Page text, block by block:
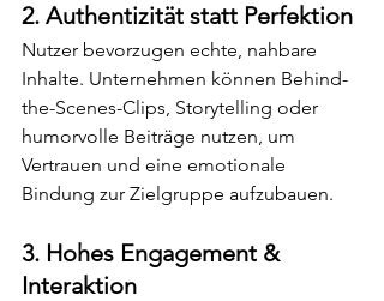
2. Authentizität statt Perfektion
Nutzer bevorzugen echte, nahbare
Inhalte. Unternehmen können Behind-
the-Scenes-Clips, Storytelling oder
humorvolle Beiträge nutzen, um
Vertrauen und eine emotionale
Bindung zur Zielgruppe aufzubauen.
3. Hohes Engagement &
Interaktion